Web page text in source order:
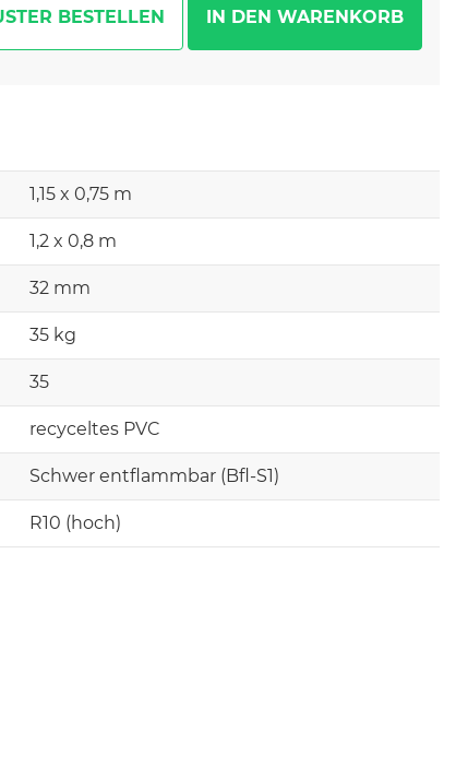
BESTELLEN
1,15 x 0,75 m
1,2 x 0,8 m
32 mm
35 kg
35
recyceltes PVC
Schwer entflammbar (Bfl-S1)
R10 (hoch)